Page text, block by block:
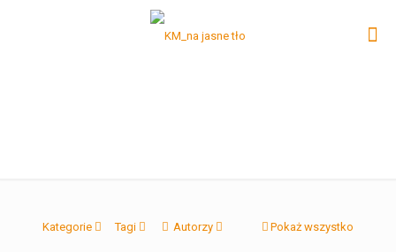
Kategorie Tagi Autorzy Pokaż wszystko